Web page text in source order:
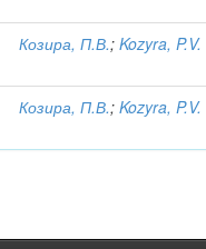
Козира, П.В.;Kozyra, P.V.
Козира, П.В.;Kozyra, P.V.